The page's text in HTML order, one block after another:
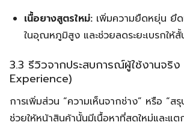
เนื้อยางสูตรใหม่: เพิ่มความยืดหยุ่น ยึ
ในอุณหภูมิสูง และช่วยลดระยะเบรกให้
3.3 รีวิวจากประสบการณ์ผู้ใช้งานจริง
Experience)
การเพิ่มส่วน “ความเห็นจากช่าง” หรือ “สรุ
ช่วยให้หน้าสินค้านั้นมีเนื้อหาที่สดใหม่และแ